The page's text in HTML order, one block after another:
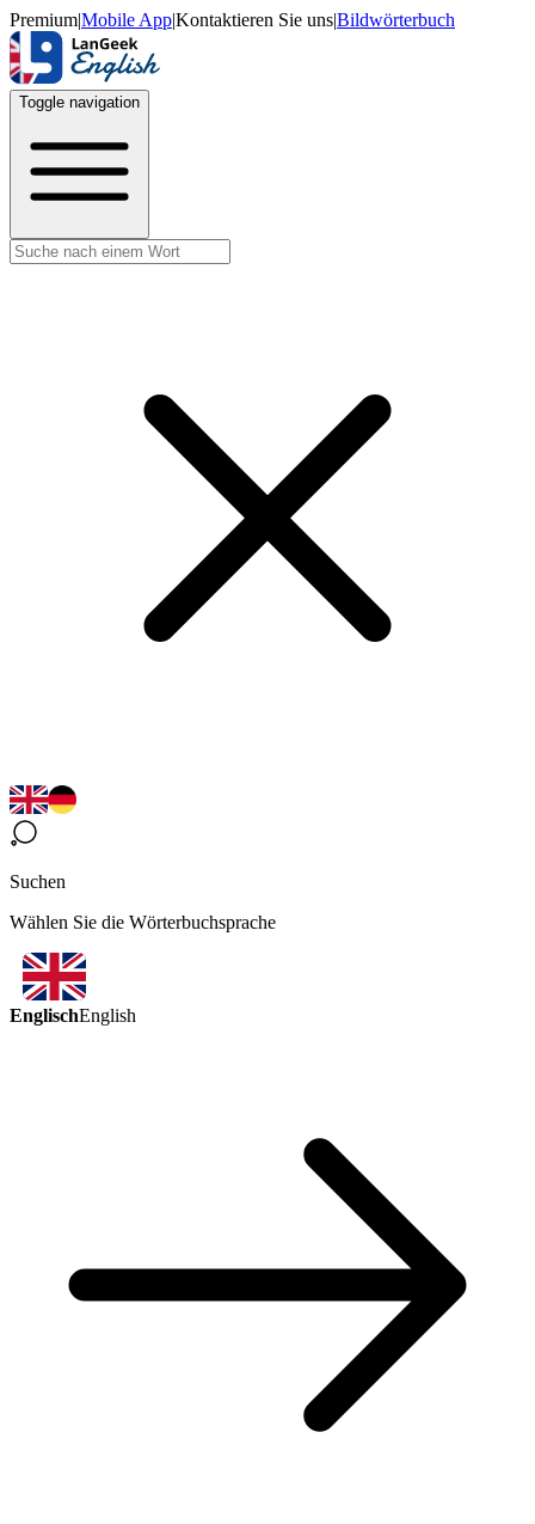
Premium|Mobile App|Kontaktieren Sie uns|Bildwörterbuch
Toggle navigation
Suchen
Wählen Sie die Wörterbuchsprache
EnglischEnglish